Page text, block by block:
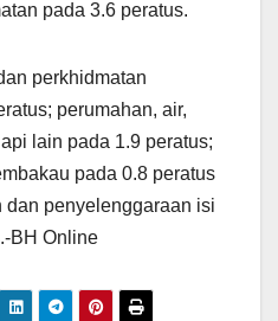
pada 3.6 peratus.
perkhidmatan
perumahan, air,
lain pada 1.9 peratus;
pada 0.8 peratus
penyelenggaraan isi
BH Online